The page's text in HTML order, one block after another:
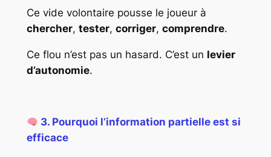
Ce vide volontaire pousse le joueur à
chercher, tester, corriger, comprendre.
Ce flou n’est pas un hasard. C’est un levier
d’autonomie.
3. Pourquoi l’information partielle est si
efficace